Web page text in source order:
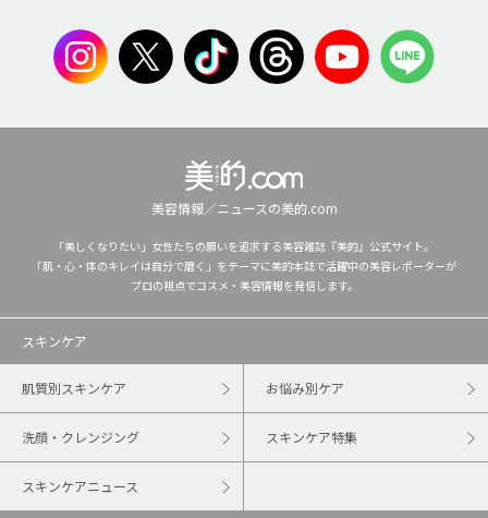
美容情報／ニュースの美的.com
「美しくなりたい」女性たちの願いを追求する美容雑誌『美的』公式サイト。
「肌・心・体のキレイは自分で磨く」をテーマに美的本誌で活躍中の美容レポーターが
プロの視点でコスメ・美容情報を発信します。
スキンケア
肌質別スキンケア お悩み別ケア
洗顔・クレンジング スキンケア特集
スキンケアニュース